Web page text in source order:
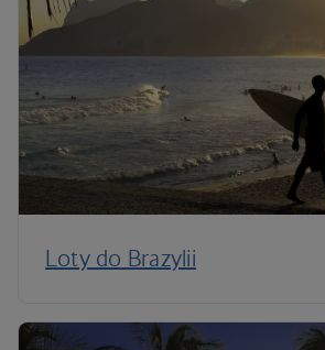
Loty do Brazylii